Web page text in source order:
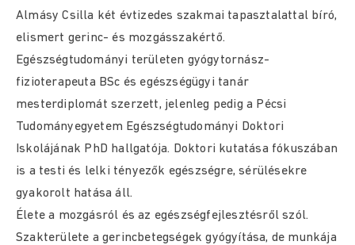
Almásy Csilla két évtizedes szakmai tapasztalattal bíró,
elismert gerinc- és mozgásszakértő.
Egészségtudományi területen gyógytornász-
fizioterapeuta BSc és egészségügyi tanár
mesterdiplomát szerzett, jelenleg pedig a Pécsi
Tudományegyetem Egészségtudományi Doktori
Iskolájának PhD hallgatója. Doktori kutatása fókuszában
is a testi és lelki tényezők egészségre, sérülésekre
gyakorolt hatása áll.
Élete a mozgásról és az egészségfejlesztésről szól.
Szakterülete a gerincbetegségek gyógyítása, de munkája